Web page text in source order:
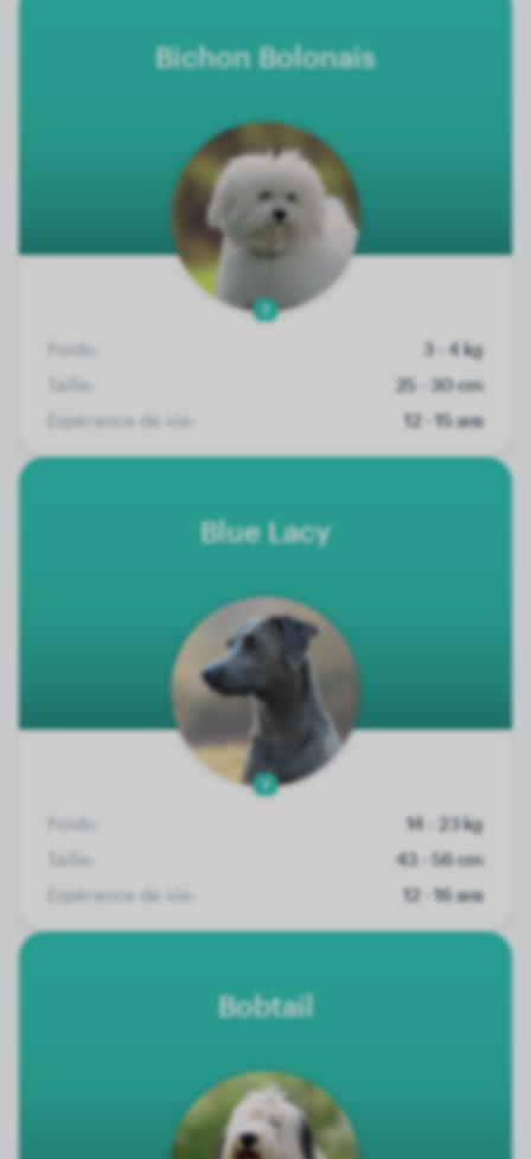
Bichon Bolonais
7
Poids:
3 - 4 kg
Taille:
25 - 30 cm
Espérance de vie:
12 - 15 ans
Blue Lacy
7
Poids:
14 - 23 kg
Taille:
43 - 56 cm
Espérance de vie:
12 - 16 ans
Bobtail